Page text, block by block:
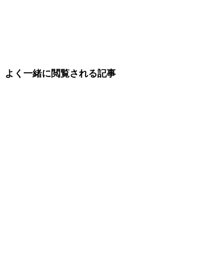
よく一緒に閲覧される記事